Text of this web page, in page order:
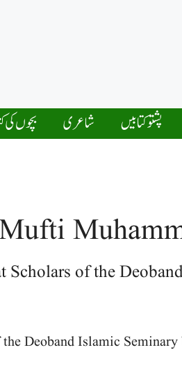
پشتو کتابیں شاعری بچوں
Scholars of the
Deoband Islamic